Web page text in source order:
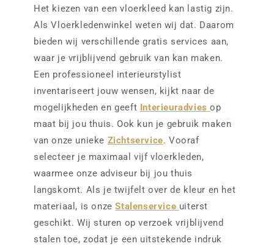
Het kiezen van een vloerkleed kan lastig zijn.
Als Vloerkledenwinkel weten wij dat. Daarom
bieden wij verschillende gratis services aan,
waar je vrijblijvend gebruik van kan maken.
Een professioneel interieurstylist
inventariseert jouw wensen, kijkt naar de
mogelijkheden en geeft Interieuradviesop
maat bij jou thuis. Ook kun je gebruik maken
van onze unieke Zichtservice. Vooraf
selecteer je maximaal vijf vloerkleden,
waarmee onze adviseur bij jou thuis
langskomt. Als je twijfelt over de kleur en het
materiaal, is onzeStalenservice uiterst
geschikt. Wij sturen op verzoek vrijblijvend
stalen toe, zodat je een uitstekende indruk